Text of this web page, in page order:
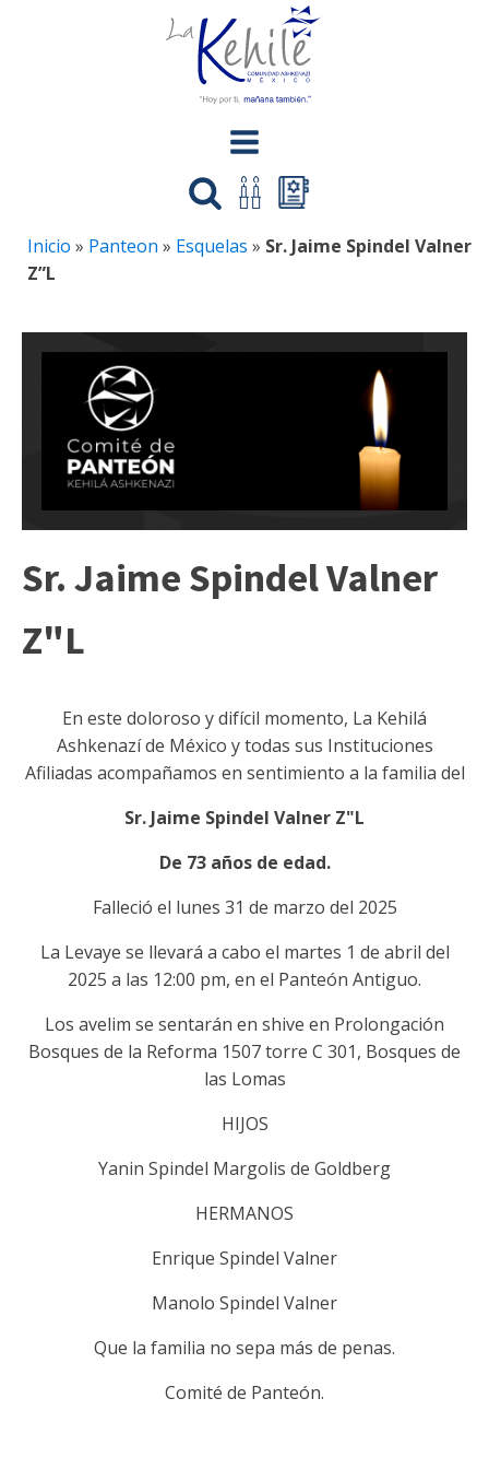
Inicio » Panteon » Esquelas » Sr. Jaime Spindel Valner
Z”L
Sr. Jaime Spindel Valner
Z"L
En este doloroso y difícil momento, La Kehilá
Ashkenazí de México y todas sus Instituciones
Afiliadas acompañamos en sentimiento a la familia del
Sr. Jaime Spindel Valner Z"L
De 73 años de edad.
Falleció el lunes 31 de marzo del 2025
La Levaye se llevará a cabo el martes 1 de abril del
2025 a las 12:00 pm, en el Panteón Antiguo.
Los avelim se sentarán en shive en Prolongación
Bosques de la Reforma 1507 torre C 301, Bosques de
las Lomas
HIJOS
Yanin Spindel Margolis de Goldberg
HERMANOS
Enrique Spindel Valner
Manolo Spindel Valner
Que la familia no sepa más de penas.
Comité de Panteón.